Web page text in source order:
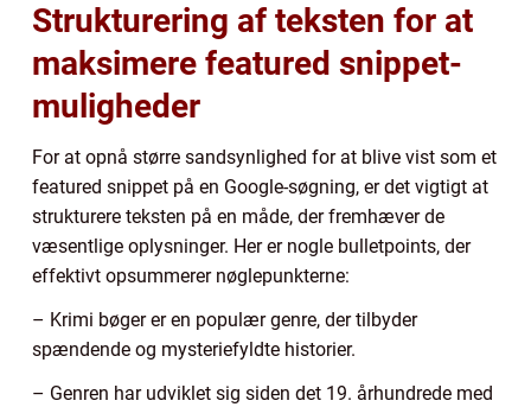
Strukturering af teksten for at
maksimere featured snippet-
muligheder
For at opnå større sandsynlighed for at blive vist som et
featured snippet på en Google-søgning, er det vigtigt at
strukturere teksten på en måde, der fremhæver de
væsentlige oplysninger. Her er nogle bulletpoints, der
effektivt opsummerer nøglepunkterne:
– Krimi bøger er en populær genre, der tilbyder
spændende og mysteriefyldte historier.
– Genren har udviklet sig siden det 19. århundrede med